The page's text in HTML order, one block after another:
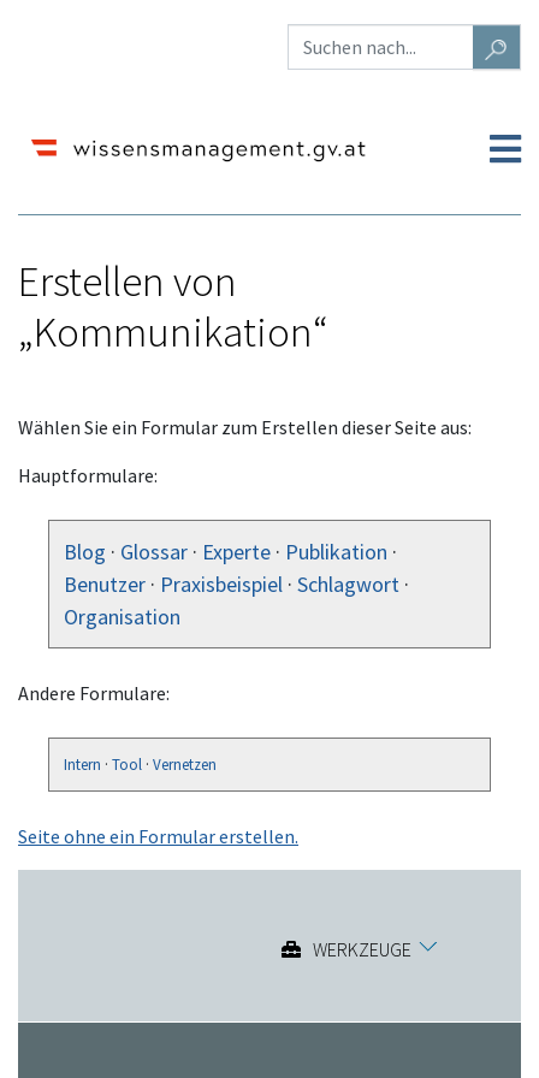
Erstellen von
„Kommunikation“
Wechseln zu:Navigation, Suche
Wählen Sie ein Formular zum Erstellen dieser Seite aus:
Hauptformulare:
Blog · Glossar · Experte · Publikation ·
Benutzer · Praxisbeispiel · Schlagwort ·
Organisation
Andere Formulare:
Intern · Tool · Vernetzen
Seite ohne ein Formular erstellen.
WERKZEUGE